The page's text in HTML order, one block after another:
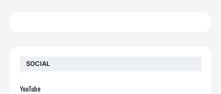
SOCIAL
YouTube